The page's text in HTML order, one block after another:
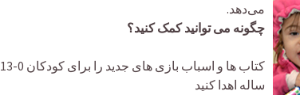
می‌دهد.
چگونه می توانید کمک کنید؟
کتاب ها و اسباب بازی های جدید را برای کودکان 0-13
ساله اهدا کنید